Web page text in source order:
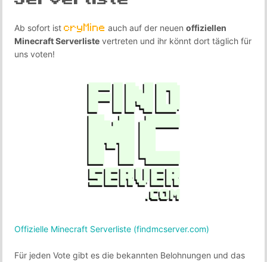
Ab sofort ist cryMine auch auf der neuen offiziellen
Minecraft Serverliste vertreten und ihr könnt dort täglich für
uns voten!
Offizielle Minecraft Serverliste (findmcserver.com)
Für jeden Vote gibt es die bekannten Belohnungen und das
Kontakt